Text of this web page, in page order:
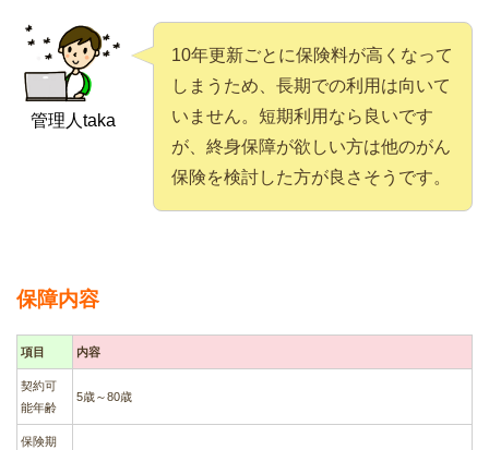
管理人taka
10年更新ごとに保険料が高くなって
しまうため、長期での利用は向いて
いません。短期利用なら良いです
が、終身保障が欲しい方は他のがん
保険を検討した方が良さそうです。
保障内容
項目 内容
契約可
能年齢
5歳～80歳
保険期